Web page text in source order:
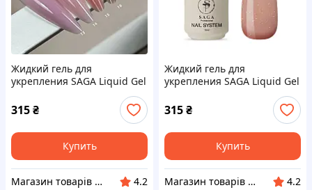
Жидкий гель для
укрепления SAGA Liquid Gel
315₴
Купить
Магазин товарів для манікюру “Nigtyky”
4.2
Жидкий гель для
укрепления SAGA Liquid Gel
315₴
Купить
Магазин товарів для манікюру “Nigtyky”
4.2